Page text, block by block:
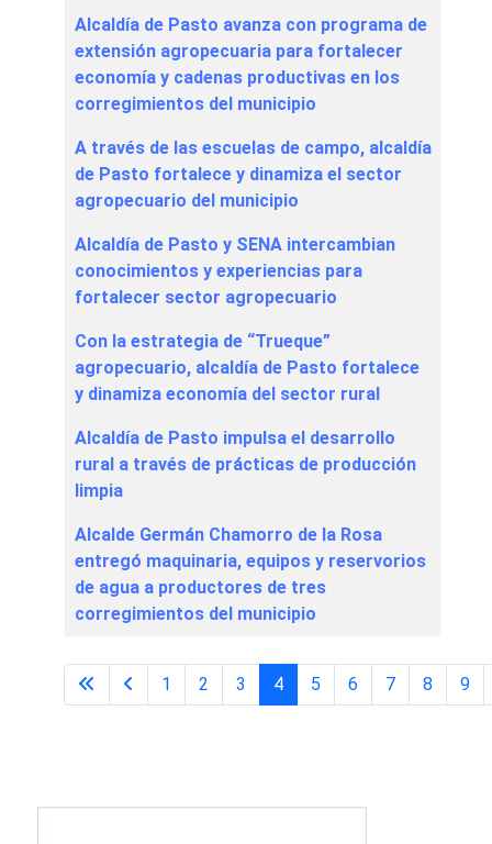
Alcaldía de Pasto avanza con programa de
extensión agropecuaria para fortalecer
economía y cadenas productivas en los
corregimientos del municipio
A través de las escuelas de campo, alcaldía
de Pasto fortalece y dinamiza el sector
agropecuario del municipio
Alcaldía de Pasto y SENA intercambian
conocimientos y experiencias para
fortalecer sector agropecuario
Con la estrategia de “Trueque”
agropecuario, alcaldía de Pasto fortalece
y dinamiza economía del sector rural
Alcaldía de Pasto impulsa el desarrollo
rural a través de prácticas de producción
limpia
Alcalde Germán Chamorro de la Rosa
entregó maquinaria, equipos y reservorios
de agua a productores de tres
corregimientos del municipio
Página 4 de 16
1 2 3 4 5 6 7 8 9